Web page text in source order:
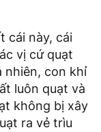
cái này, cái
vị cứ quạt
nhiên, con khỉ
luôn quạt và
không bị xây
ra vẻ trìu